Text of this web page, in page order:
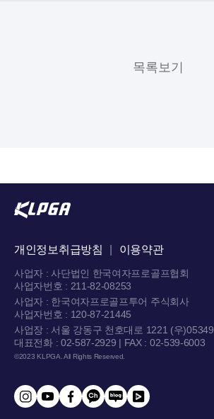
목록보기
개인정보취급방침 이용약관
사업자 : 사단법인 한국여자프로골프협회
사업자번호 : 211-82-08253
사업자 : 한국여자프로골프투어 주식회사
사업자번호 : 120-87-21445
사업장 : 서울 강동구 천호대로 1221 (우)05349
대표전화 : 02-587-2929 | FAX : 02-539-6003
©2023 KLPGA. All Rights Reserved.